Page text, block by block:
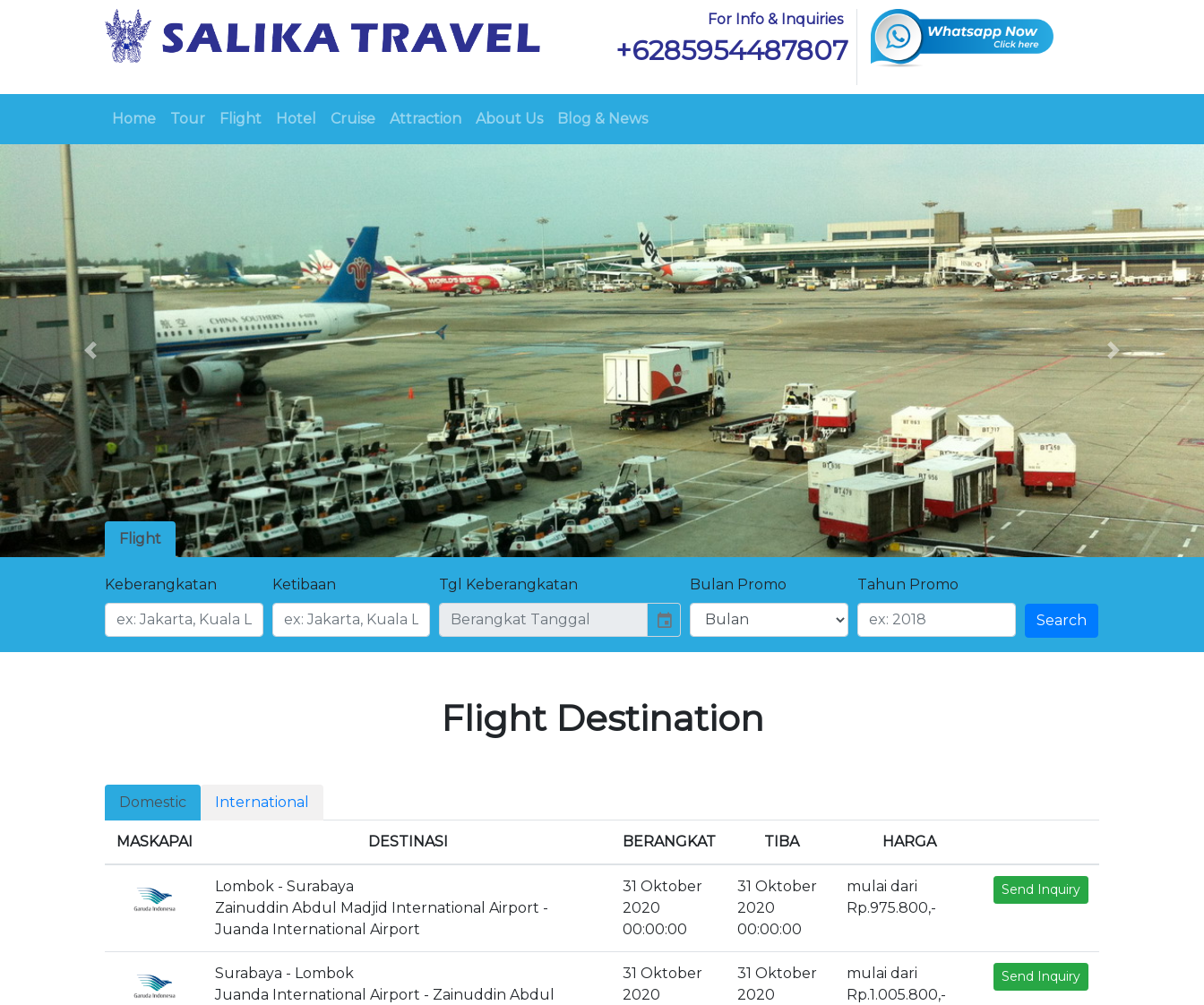
For Info & Inquiries
+6285954487807
Home Tour Flight Hotel Cruise Attraction About Us Blog & News
Previous Next
Flight
Keberangkatan Ketibaan Tgl Keberangkatan
event
Bulan Promo Tahun Promo
Search
Flight Destination
Domestic International
MASKAPAI DESTINASI BERANGKAT TIBA HARGA
Lombok - Surabaya
Zainuddin Abdul Madjid International Airport -
Juanda International Airport
31 Oktober
2020
00:00:00
31 Oktober
2020
00:00:00
mulai dari
Rp.975.800,-
Send Inquiry
Surabaya - Lombok
Juanda International Airport - Zainuddin Abdul
31 Oktober
2020
31 Oktober
2020
mulai dari
Rp.1.005.800,-
Send Inquiry